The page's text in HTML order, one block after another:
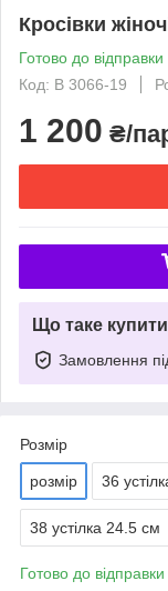
Кросівки
Готово до відправки
Код: В 3066-19
1 200 ₴/
Що таке
Замовлення
Розмір
розмір 36
38 устілка 24.5 см
Готово до відправки